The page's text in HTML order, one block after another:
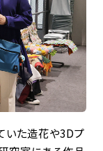
いた造花や3Dプ